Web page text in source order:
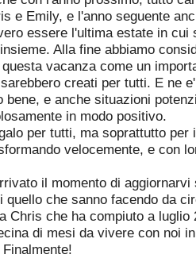
e Emily, e l'anno seguente
essere l'ultima estate in cui
Alla fine abbiamo
vacanza come un
creati per tutti. E ne
bene, e anche situazioni
in modo positivo.
per tutti, ma soprattutto
velocemente, e con
il momento di
quello che sanno facendo da
Chris che ha compiuto a luglio
di mesi da vivere con noi